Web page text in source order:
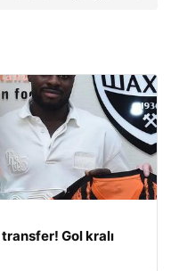
Gol kralı